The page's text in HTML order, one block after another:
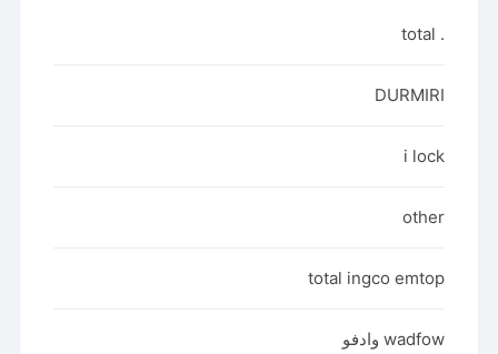
. total
DURMIRI
i lock
other
total ingco emtop
wadfow وادفو